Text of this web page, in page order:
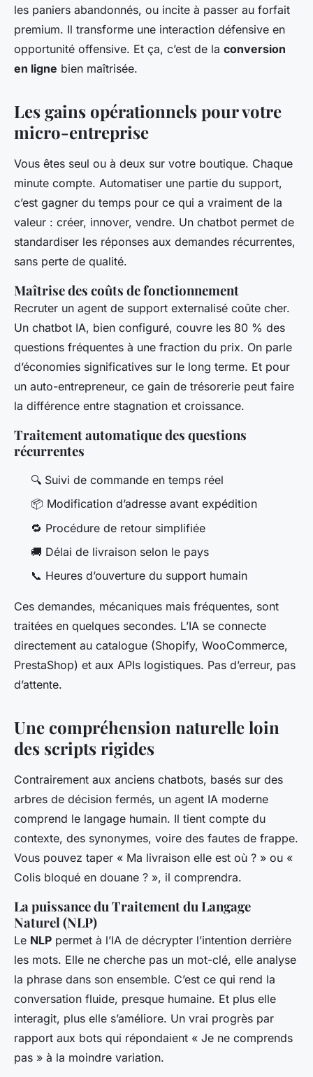
les paniers abandonnés, ou incite à passer au forfait
premium. Il transforme une interaction défensive en
opportunité offensive. Et ça, c’est de la conversion
en ligne bien maîtrisée.
Les gains opérationnels pour votre
micro-entreprise
Vous êtes seul ou à deux sur votre boutique. Chaque
minute compte. Automatiser une partie du support,
c’est gagner du temps pour ce qui a vraiment de la
valeur : créer, innover, vendre. Un chatbot permet de
standardiser les réponses aux demandes récurrentes,
sans perte de qualité.
Maîtrise des coûts de fonctionnement
Recruter un agent de support externalisé coûte cher.
Un chatbot IA, bien configuré, couvre les 80 % des
questions fréquentes à une fraction du prix. On parle
d’économies significatives sur le long terme. Et pour
un auto-entrepreneur, ce gain de trésorerie peut faire
la différence entre stagnation et croissance.
Traitement automatique des questions
récurrentes
🔍 Suivi de commande en temps réel
📦 Modification d’adresse avant expédition
🔁 Procédure de retour simplifiée
🚚 Délai de livraison selon le pays
📞 Heures d’ouverture du support humain
Ces demandes, mécaniques mais fréquentes, sont
traitées en quelques secondes. L’IA se connecte
directement au catalogue (Shopify, WooCommerce,
PrestaShop) et aux APIs logistiques. Pas d’erreur, pas
d’attente.
Une compréhension naturelle loin
des scripts rigides
Contrairement aux anciens chatbots, basés sur des
arbres de décision fermés, un agent IA moderne
comprend le langage humain. Il tient compte du
contexte, des synonymes, voire des fautes de frappe.
Vous pouvez taper « Ma livraison elle est où ? » ou «
Colis bloqué en douane ? », il comprendra.
La puissance du Traitement du Langage
Naturel (NLP)
Le NLP permet à l’IA de décrypter l’intention derrière
les mots. Elle ne cherche pas un mot-clé, elle analyse
la phrase dans son ensemble. C’est ce qui rend la
conversation fluide, presque humaine. Et plus elle
interagit, plus elle s’améliore. Un vrai progrès par
rapport aux bots qui répondaient « Je ne comprends
pas » à la moindre variation.